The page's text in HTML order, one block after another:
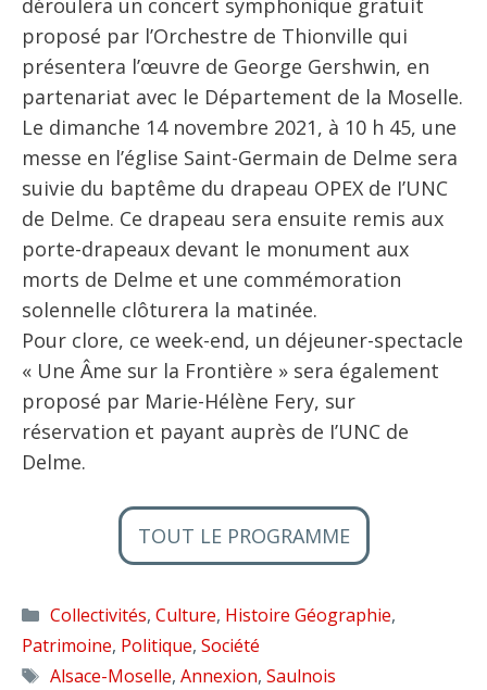
déroulera un concert symphonique gratuit
proposé par l’Orchestre de Thionville qui
présentera l’œuvre de George Gershwin, en
partenariat avec le Département de la Moselle.
Le dimanche 14 novembre 2021, à 10 h 45, une
messe en l’église Saint-Germain de Delme sera
suivie du baptême du drapeau OPEX de I’UNC
de Delme. Ce drapeau sera ensuite remis aux
porte-drapeaux devant le monument aux
morts de Delme et une commémoration
solennelle clôturera la matinée.
Pour clore, ce week-end, un déjeuner-spectacle
« Une Âme sur la Frontière » sera également
proposé par Marie-Hélène Fery, sur
réservation et payant auprès de I’UNC de
Delme.
TOUT LE PROGRAMME
Catégories
Collectivités, Culture, Histoire Géographie,
Patrimoine, Politique, Société
Étiquettes
Alsace-Moselle, Annexion, Saulnois